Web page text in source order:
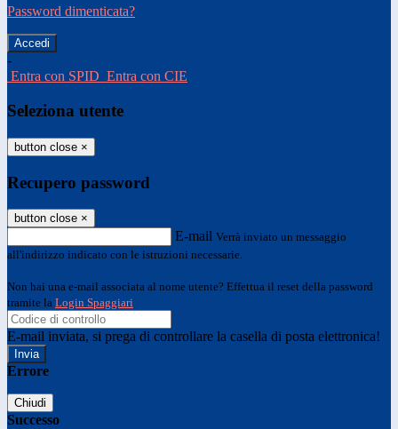
Password dimenticata?
-
Entra con SPID Entra con CIE
Seleziona utente
button close ×
Recupero password
button close ×
E-mail Verrà inviato un messaggio
all'indirizzo indicato con le istruzioni necessarie.
Non hai una e-mail associata al nome utente? Effettua il reset della password
tramite la Login Spaggiari
E-mail inviata, si prega di controllare la casella di posta elettronica!
Errore
Chiudi
Successo